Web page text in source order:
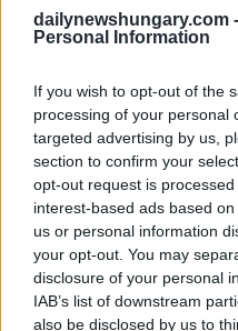
dailynewshungary.com -
Personal Information
If you wish to opt-out of the
processing of your personal
targeted advertising by us,
section to confirm your
opt-out request is
interest-based ads based
us or personal information
your opt-out. You may
disclosure of your personal
IAB’s list of downstream
also be disclosed by us to
uno spartiacque storico, ha
ha detto che per la prima volta
guerra.“Gli europei hanno
guerra, costringendoci a
L’Ungheria è a favore della pace
La risposta dell’Ungheria è stata
l’iniziativa di pace degli Stati
all’agenda di guerra di
conseguenze”.Orbánha detto
i suoi piani per il 2025 come
guerra alla pace, e che
il suo slancio.“Non è quello che